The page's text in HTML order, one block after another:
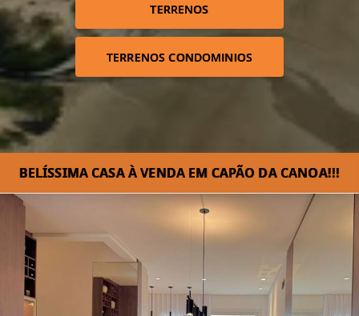
TERRENOS
TERRENOS CONDOMINIOS
BELÍSSIMA CASA À VENDA EM CAPÃO DA CANOA!⁣!!